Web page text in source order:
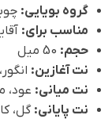
گروه بویایی:
مناسب برای:
حجم:
نت آغازین:
نت میانی:
نت پایانی: گل،